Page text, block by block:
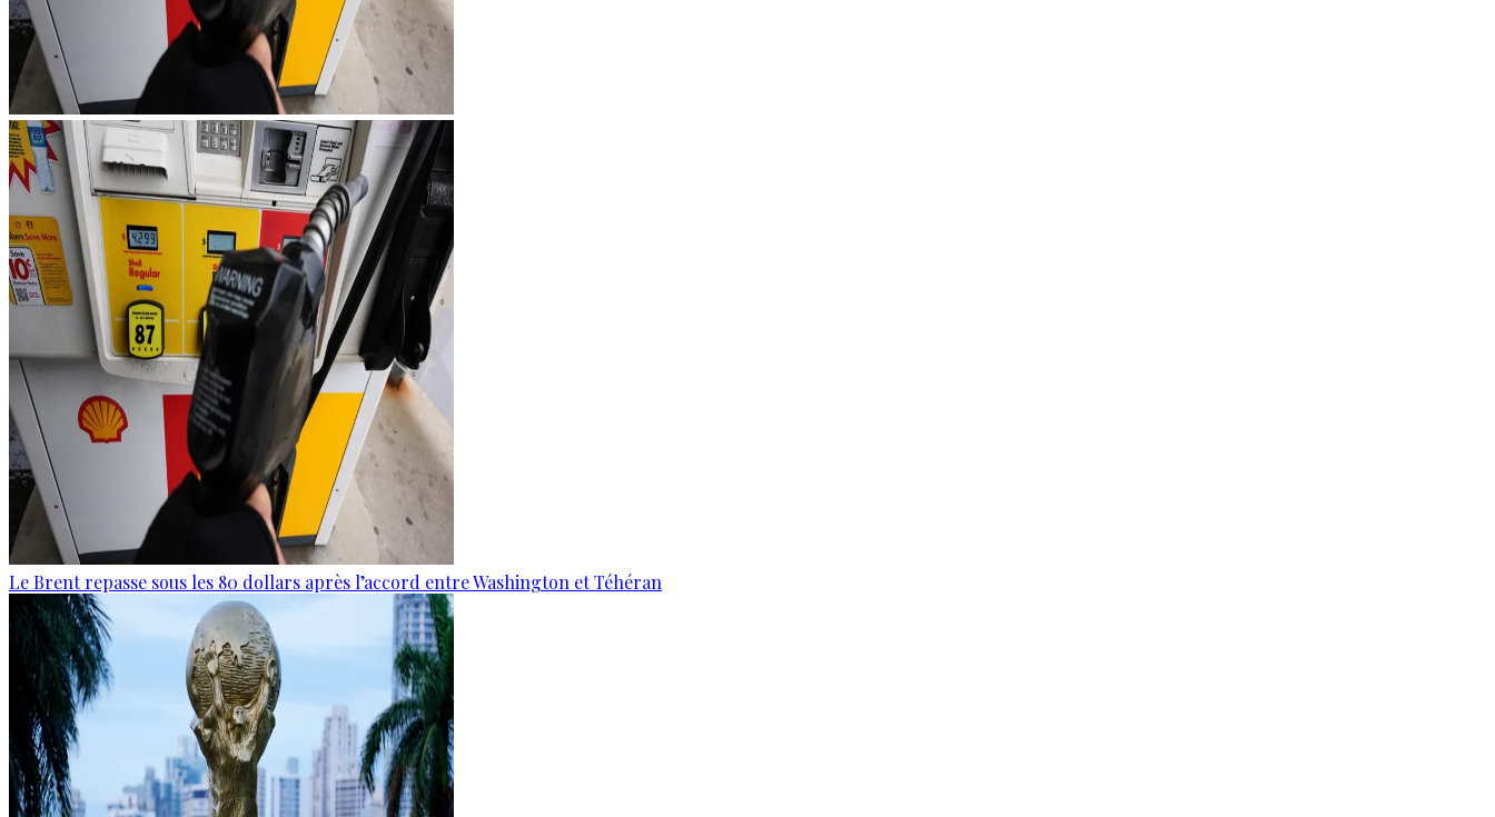
Le Brent repasse sous les 80 dollars après l’accord entre Washington et Téhéran